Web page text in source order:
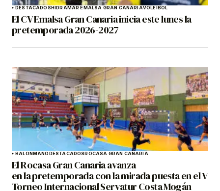
DESTACADOSHIDRAMAR EMALSA GRAN CANARIAVOLEIBOL
El CV Emalsa Gran Canaria inicia este lunes la
pretemporada 2026-2027
BALONMANODESTACADOSROCASA GRAN CANARIA
El Rocasa Gran Canaria avanza
en la pretemporada con la mirada puesta en el V
Torneo Internacional Servatur Costa Mogán